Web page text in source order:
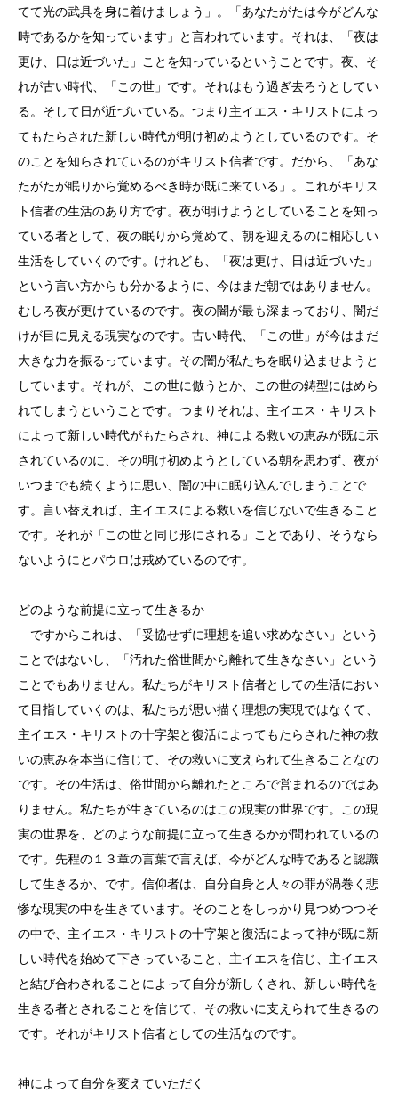
てて光の武具を身に着けましょう」。「あなたがたは今がどんな
時であるかを知っています」と言われています。それは、「夜は
更け、日は近づいた」ことを知っているということです。夜、そ
れが古い時代、「この世」です。それはもう過ぎ去ろうとしてい
る。そして日が近づいている。つまり主イエス・キリストによっ
てもたらされた新しい時代が明け初めようとしているのです。そ
のことを知らされているのがキリスト信者です。だから、「あな
たがたが眠りから覚めるべき時が既に来ている」。これがキリス
ト信者の生活のあり方です。夜が明けようとしていることを知っ
ている者として、夜の眠りから覚めて、朝を迎えるのに相応しい
生活をしていくのです。けれども、「夜は更け、日は近づいた」
という言い方からも分かるように、今はまだ朝ではありません。
むしろ夜が更けているのです。夜の闇が最も深まっており、闇だ
けが目に見える現実なのです。古い時代、「この世」が今はまだ
大きな力を振るっています。その闇が私たちを眠り込ませようと
しています。それが、この世に倣うとか、この世の鋳型にはめら
れてしまうということです。つまりそれは、主イエス・キリスト
によって新しい時代がもたらされ、神による救いの恵みが既に示
されているのに、その明け初めようとしている朝を思わず、夜が
いつまでも続くように思い、闇の中に眠り込んでしまうことで
す。言い替えれば、主イエスによる救いを信じないで生きること
です。それが「この世と同じ形にされる」ことであり、そうなら
ないようにとパウロは戒めているのです。
どのような前提に立って生きるか
ですからこれは、「妥協せずに理想を追い求めなさい」という
ことではないし、「汚れた俗世間から離れて生きなさい」という
ことでもありません。私たちがキリスト信者としての生活におい
て目指していくのは、私たちが思い描く理想の実現ではなくて、
主イエス・キリストの十字架と復活によってもたらされた神の救
いの恵みを本当に信じて、その救いに支えられて生きることなの
です。その生活は、俗世間から離れたところで営まれるのではあ
りません。私たちが生きているのはこの現実の世界です。この現
実の世界を、どのような前提に立って生きるかが問われているの
です。先程の１３章の言葉で言えば、今がどんな時であると認識
して生きるか、です。信仰者は、自分自身と人々の罪が渦巻く悲
惨な現実の中を生きています。そのことをしっかり見つめつつそ
の中で、主イエス・キリストの十字架と復活によって神が既に新
しい時代を始めて下さっていること、主イエスを信じ、主イエス
と結び合わされることによって自分が新しくされ、新しい時代を
生きる者とされることを信じて、その救いに支えられて生きるの
です。それがキリスト信者としての生活なのです。
神によって自分を変えていただく